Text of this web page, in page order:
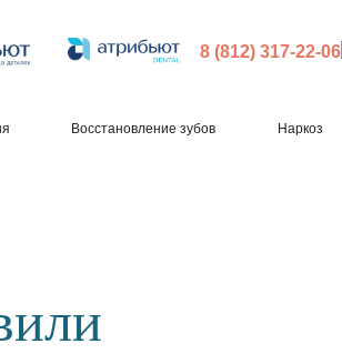
8 (812) 317-22-06
Восстановление зубов Наркоз